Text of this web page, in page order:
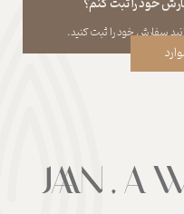
خود را ثبت کنم؟